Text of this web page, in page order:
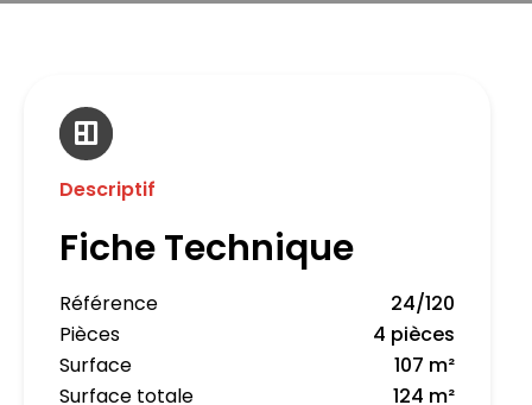
Descriptif
Fiche Technique
Référence
24/120
Pièces
4 pièces
Surface
107 m²
Surface totale
124 m²